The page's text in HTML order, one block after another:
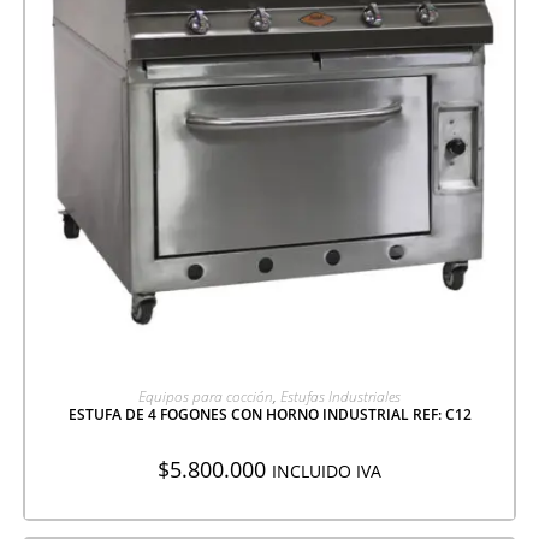
AGREGAR A COTIZACIÓN
Equipos para cocción, Estufas Industriales
ESTUFA DE 4 FOGONES CON HORNO INDUSTRIAL REF: C12
$5.800.000 INCLUIDO IVA